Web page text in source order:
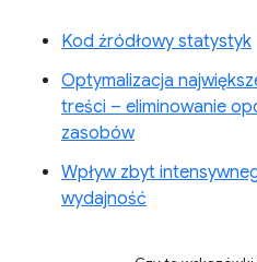
Kod źródłowy statystyk
Optymalizacja
treści – eliminowanie
zasobów
Wpływ zbyt
wydajność